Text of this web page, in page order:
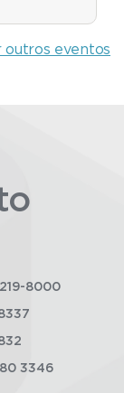
outros eventos
8000
3346